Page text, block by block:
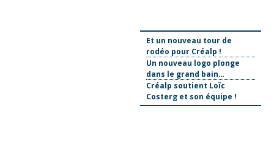
Et un nouveau tour de
rodéo pour Créalp !
Un nouveau logo plonge
dans le grand bain…
Créalp soutient Loïc
Costerg et son équipe !